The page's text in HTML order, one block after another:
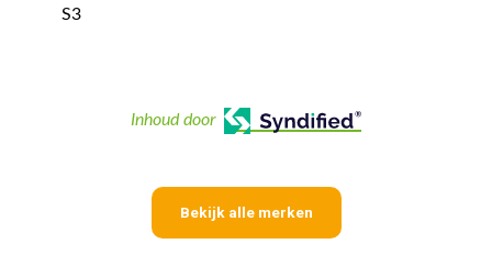
S3
Inhoud door
Bekijk alle merken